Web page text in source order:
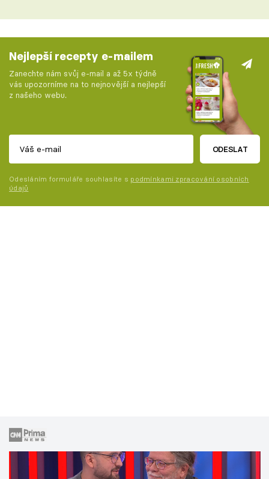
Nejlepší recepty e-mailem
Zanechte nám svůj e-mail a až 5x týdně
vás upozorníme na to nejnovější a nejlepší
z našeho webu.
ODESLAT
Odesláním formuláře souhlasíte s podmínkami zpracování osobních
údajů